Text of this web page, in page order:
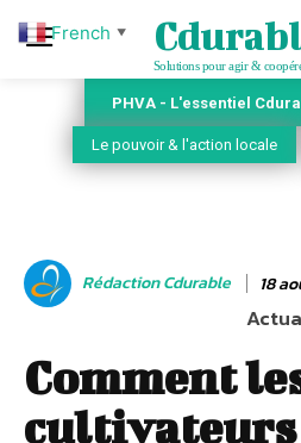
Solutions pour agir &
PHVA - L'essentiel
Le pouvoir & l'action locale
Rédaction Cdurable 18
Comment
cultivateurs
French ▼